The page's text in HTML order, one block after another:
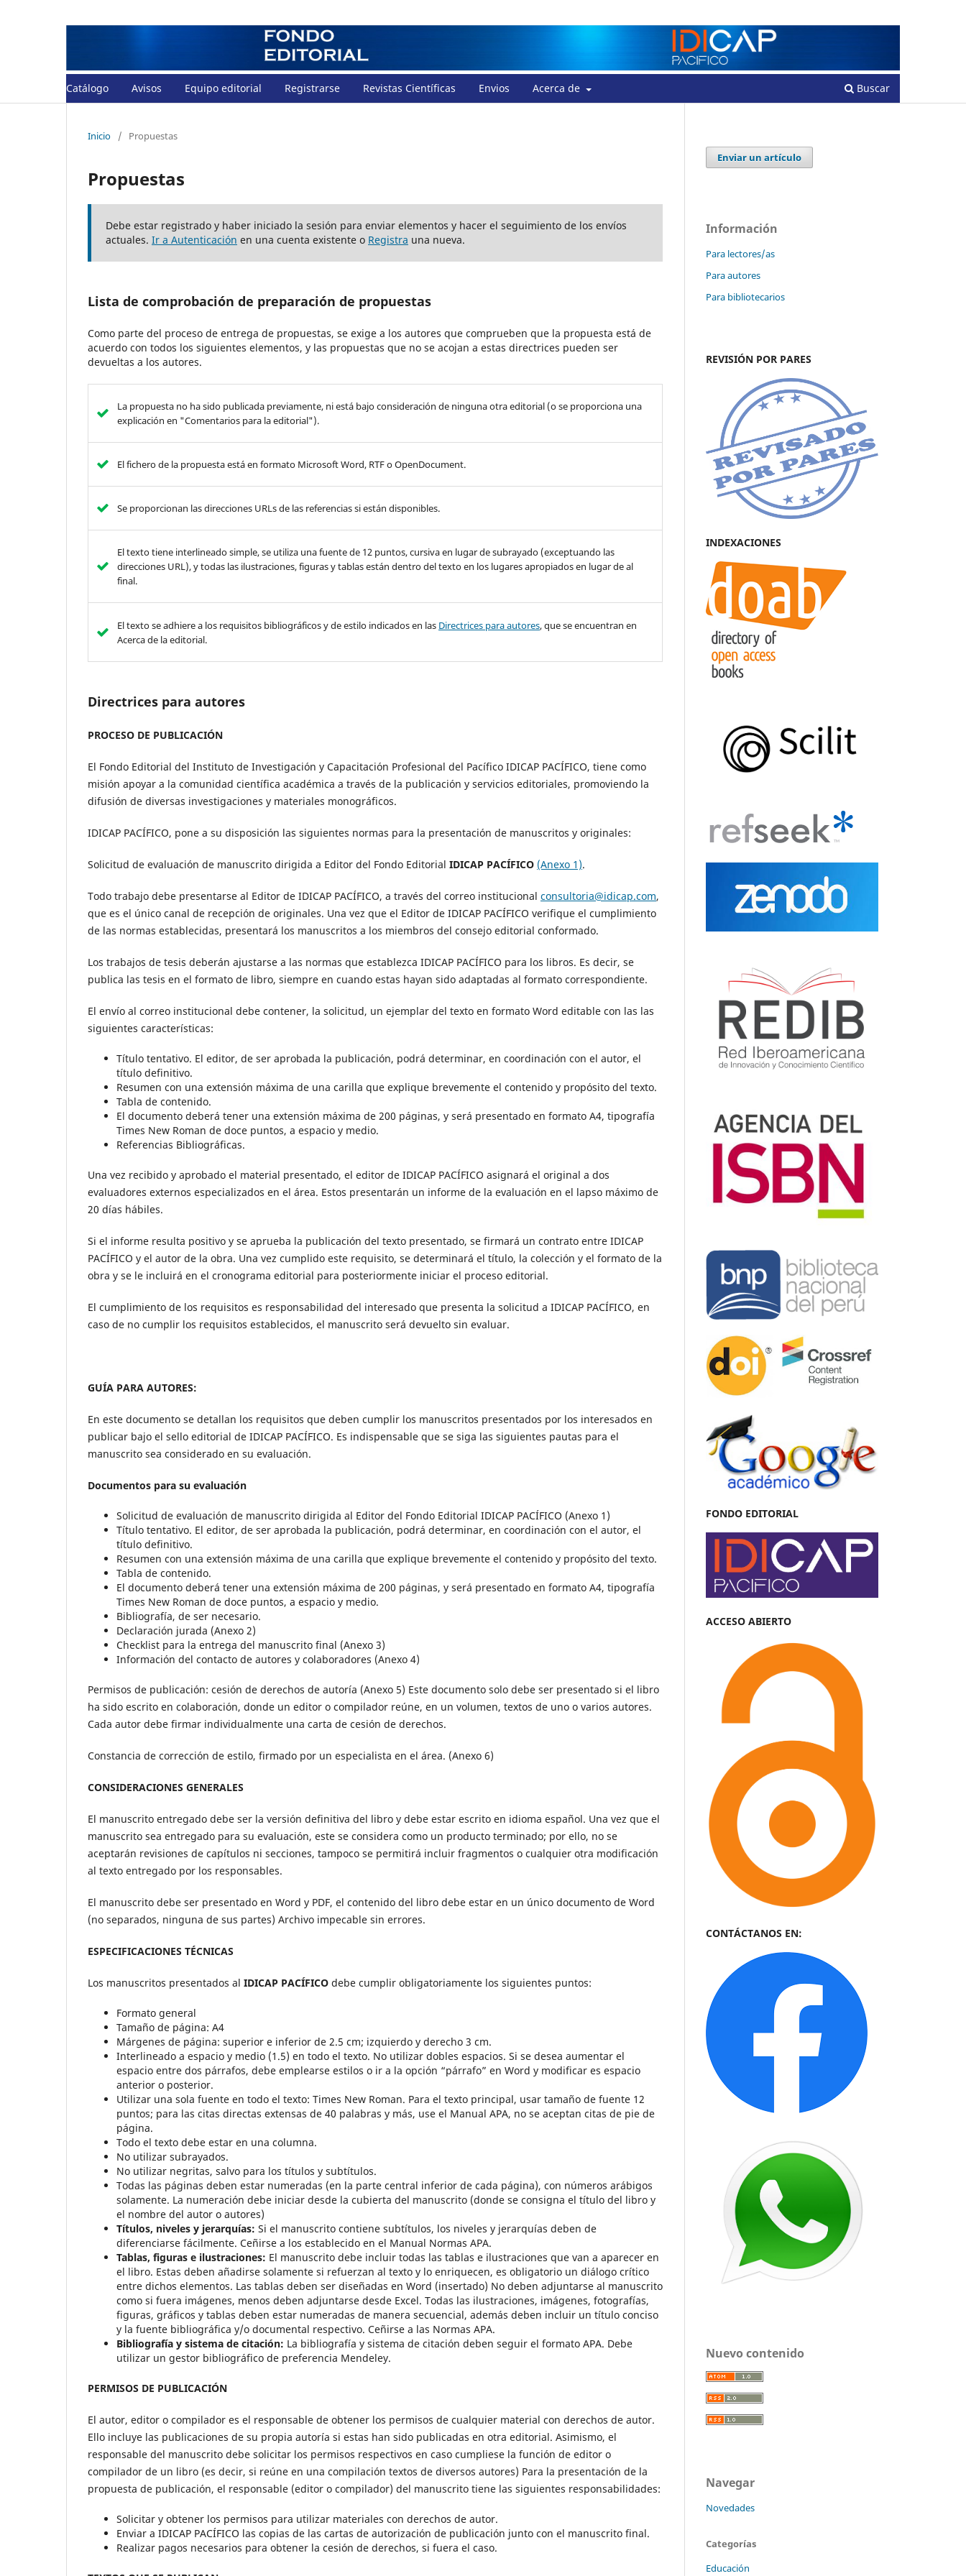
Catálogo Avisos Equipo editorial Registrarse Revistas Científicas Envios Acerca de Buscar
Inicio / Propuestas
Propuestas
Debe estar registrado y haber iniciado la sesión para enviar elementos y hacer el seguimiento de los envíos
actuales. Ir a Autenticación en una cuenta existente o Registra una nueva.
Lista de comprobación de preparación de propuestas
Como parte del proceso de entrega de propuestas, se exige a los autores que comprueben que la propuesta está de
acuerdo con todos los siguientes elementos, y las propuestas que no se acojan a estas directrices pueden ser
devueltas a los autores.
La propuesta no ha sido publicada previamente, ni está bajo consideración de ninguna otra editorial (o se proporciona una
explicación en "Comentarios para la editorial").
El fichero de la propuesta está en formato Microsoft Word, RTF o OpenDocument.
Se proporcionan las direcciones URLs de las referencias si están disponibles.
El texto tiene interlineado simple, se utiliza una fuente de 12 puntos, cursiva en lugar de subrayado (exceptuando las
direcciones URL), y todas las ilustraciones, figuras y tablas están dentro del texto en los lugares apropiados en lugar de al
final.
El texto se adhiere a los requisitos bibliográficos y de estilo indicados en las Directrices para autores, que se encuentran en
Acerca de la editorial.
Directrices para autores
PROCESO DE PUBLICACIÓN
El Fondo Editorial del Instituto de Investigación y Capacitación Profesional del Pacífico IDICAP PACÍFICO, tiene como
misión apoyar a la comunidad científica académica a través de la publicación y servicios editoriales, promoviendo la
difusión de diversas investigaciones y materiales monográficos.
IDICAP PACÍFICO, pone a su disposición las siguientes normas para la presentación de manuscritos y originales:
Solicitud de evaluación de manuscrito dirigida a Editor del Fondo Editorial IDICAP PACÍFICO (Anexo 1).
Todo trabajo debe presentarse al Editor de IDICAP PACÍFICO, a través del correo institucional consultoria@idicap.com,
que es el único canal de recepción de originales. Una vez que el Editor de IDICAP PACÍFICO verifique el cumplimiento
de las normas establecidas, presentará los manuscritos a los miembros del consejo editorial conformado.
Los trabajos de tesis deberán ajustarse a las normas que establezca IDICAP PACÍFICO para los libros. Es decir, se
publica las tesis en el formato de libro, siempre en cuando estas hayan sido adaptadas al formato correspondiente.
El envío al correo institucional debe contener, la solicitud, un ejemplar del texto en formato Word editable con las las
siguientes características:
Título tentativo. El editor, de ser aprobada la publicación, podrá determinar, en coordinación con el autor, el
título definitivo.
Resumen con una extensión máxima de una carilla que explique brevemente el contenido y propósito del texto.
Tabla de contenido.
El documento deberá tener una extensión máxima de 200 páginas, y será presentado en formato A4, tipografía
Times New Roman de doce puntos, a espacio y medio.
Referencias Bibliográficas.
Una vez recibido y aprobado el material presentado, el editor de IDICAP PACÍFICO asignará el original a dos
evaluadores externos especializados en el área. Estos presentarán un informe de la evaluación en el lapso máximo de
20 días hábiles.
Si el informe resulta positivo y se aprueba la publicación del texto presentado, se firmará un contrato entre IDICAP
PACÍFICO y el autor de la obra. Una vez cumplido este requisito, se determinará el título, la colección y el formato de la
obra y se le incluirá en el cronograma editorial para posteriormente iniciar el proceso editorial.
El cumplimiento de los requisitos es responsabilidad del interesado que presenta la solicitud a IDICAP PACÍFICO, en
caso de no cumplir los requisitos establecidos, el manuscrito será devuelto sin evaluar.
GUÍA PARA AUTORES:
En este documento se detallan los requisitos que deben cumplir los manuscritos presentados por los interesados en
publicar bajo el sello editorial de IDICAP PACÍFICO. Es indispensable que se siga las siguientes pautas para el
manuscrito sea considerado en su evaluación.
Documentos para su evaluación
Solicitud de evaluación de manuscrito dirigida al Editor del Fondo Editorial IDICAP PACÍFICO (Anexo 1)
Título tentativo. El editor, de ser aprobada la publicación, podrá determinar, en coordinación con el autor, el
título definitivo.
Resumen con una extensión máxima de una carilla que explique brevemente el contenido y propósito del texto.
Tabla de contenido.
El documento deberá tener una extensión máxima de 200 páginas, y será presentado en formato A4, tipografía
Times New Roman de doce puntos, a espacio y medio.
Bibliografía, de ser necesario.
Declaración jurada (Anexo 2)
Checklist para la entrega del manuscrito final (Anexo 3)
Información del contacto de autores y colaboradores (Anexo 4)
Permisos de publicación: cesión de derechos de autoría (Anexo 5) Este documento solo debe ser presentado si el libro
ha sido escrito en colaboración, donde un editor o compilador reúne, en un volumen, textos de uno o varios autores.
Cada autor debe firmar individualmente una carta de cesión de derechos.
Constancia de corrección de estilo, firmado por un especialista en el área. (Anexo 6)
CONSIDERACIONES GENERALES
El manuscrito entregado debe ser la versión definitiva del libro y debe estar escrito en idioma español. Una vez que el
manuscrito sea entregado para su evaluación, este se considera como un producto terminado; por ello, no se
aceptarán revisiones de capítulos ni secciones, tampoco se permitirá incluir fragmentos o cualquier otra modificación
al texto entregado por los responsables.
El manuscrito debe ser presentado en Word y PDF, el contenido del libro debe estar en un único documento de Word
(no separados, ninguna de sus partes) Archivo impecable sin errores.
ESPECIFICACIONES TÉCNICAS
Los manuscritos presentados al IDICAP PACÍFICO debe cumplir obligatoriamente los siguientes puntos:
Formato general
Tamaño de página: A4
Márgenes de página: superior e inferior de 2.5 cm; izquierdo y derecho 3 cm.
Interlineado a espacio y medio (1.5) en todo el texto. No utilizar dobles espacios. Si se desea aumentar el
espacio entre dos párrafos, debe emplearse estilos o ir a la opción “párrafo” en Word y modificar es espacio
anterior o posterior.
Utilizar una sola fuente en todo el texto: Times New Roman. Para el texto principal, usar tamaño de fuente 12
puntos; para las citas directas extensas de 40 palabras y más, use el Manual APA, no se aceptan citas de pie de
página.
Todo el texto debe estar en una columna.
No utilizar subrayados.
No utilizar negritas, salvo para los títulos y subtítulos.
Todas las páginas deben estar numeradas (en la parte central inferior de cada página), con números arábigos
solamente. La numeración debe iniciar desde la cubierta del manuscrito (donde se consigna el título del libro y
el nombre del autor o autores)
Títulos, niveles y jerarquías: Si el manuscrito contiene subtítulos, los niveles y jerarquías deben de
diferenciarse fácilmente. Ceñirse a los establecido en el Manual Normas APA.
Tablas, figuras e ilustraciones: El manuscrito debe incluir todas las tablas e ilustraciones que van a aparecer en
el libro. Estas deben añadirse solamente si refuerzan al texto y lo enriquecen, es obligatorio un diálogo crítico
entre dichos elementos. Las tablas deben ser diseñadas en Word (insertado) No deben adjuntarse al manuscrito
como si fuera imágenes, menos deben adjuntarse desde Excel. Todas las ilustraciones, imágenes, fotografías,
figuras, gráficos y tablas deben estar numeradas de manera secuencial, además deben incluir un título conciso
y la fuente bibliográfica y/o documental respectivo. Ceñirse a las Normas APA.
Bibliografía y sistema de citación: La bibliografía y sistema de citación deben seguir el formato APA. Debe
utilizar un gestor bibliográfico de preferencia Mendeley.
PERMISOS DE PUBLICACIÓN
El autor, editor o compilador es el responsable de obtener los permisos de cualquier material con derechos de autor.
Ello incluye las publicaciones de su propia autoría si estas han sido publicadas en otra editorial. Asimismo, el
responsable del manuscrito debe solicitar los permisos respectivos en caso cumpliese la función de editor o
compilador de un libro (es decir, si reúne en una compilación textos de diversos autores) Para la presentación de la
propuesta de publicación, el responsable (editor o compilador) del manuscrito tiene las siguientes responsabilidades:
Solicitar y obtener los permisos para utilizar materiales con derechos de autor.
Enviar a IDICAP PACÍFICO las copias de las cartas de autorización de publicación junto con el manuscrito final.
Realizar pagos necesarios para obtener la cesión de derechos, si fuera el caso.
Enviar un artículo
Información
Para lectores/as
Para autores
Para bibliotecarios
REVISIÓN POR PARES
INDEXACIONES
FONDO EDITORIAL
ACCESO ABIERTO
CONTÁCTANOS EN:
Nuevo contenido
Navegar
Novedades
Categorías
Educación